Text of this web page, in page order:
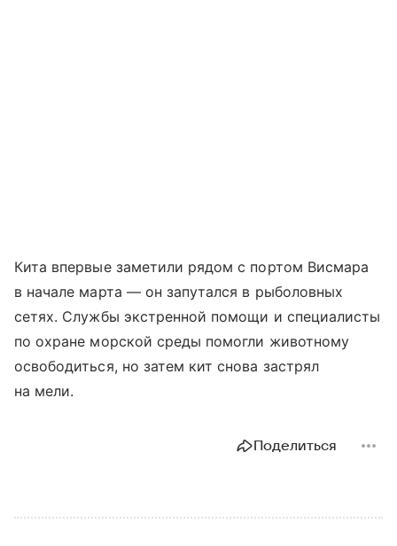
Кита впервые заметили рядом с портом Висмара
в начале марта — он запутался в рыболовных
сетях. Службы экстренной помощи и специалисты
по охране морской среды помогли животному
освободиться, но затем кит снова застрял
на мели.
Поделиться